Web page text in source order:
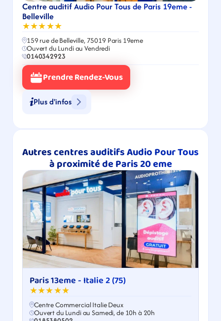
Centre auditif Audio Pour Tous de Paris 19eme -
Belleville
★★★★★
159 rue de Belleville, 75019 Paris 19eme
Ouvert du Lundi au Vendredi
0140342923
Prendre Rendez-Vous
Plus d'infos
Autres centres auditifs Audio Pour Tous
à proximité de Paris 20 eme
Paris 13eme - Italie 2 (75)
★★★★★
Centre Commercial Italie Deux
Ouvert du Lundi au Samedi, de 10h à 20h